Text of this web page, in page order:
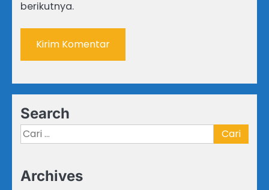
berikutnya.
Search
Cari
untuk:
Archives